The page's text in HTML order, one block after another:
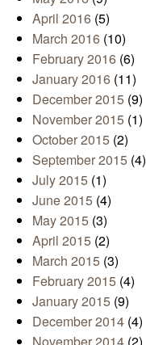
April 2016 (5)
March 2016 (10)
February 2016 (6)
January 2016 (11)
December 2015 (9)
November 2015 (1)
October 2015 (2)
September 2015 (4)
July 2015 (1)
June 2015 (4)
May 2015 (3)
April 2015 (2)
March 2015 (3)
February 2015 (4)
January 2015 (9)
December 2014 (4)
November 2014 (2)